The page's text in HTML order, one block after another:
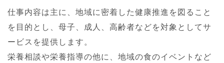
仕事内容は主に、地域に密着した健康推進を図ること
を目的とし、母子、成人、高齢者などを対象としてサ
ービスを提供します。
栄養相談や栄養指導の他に、地域の食のイベントなど